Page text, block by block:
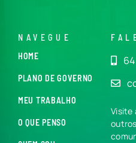
NAVEGUE
HOME
PLANO DE GOVERNO
MEU TRABALHO
O QUE PENSO
Visite